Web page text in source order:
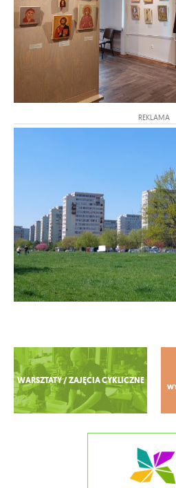
REKLAMA
Zobacz więcej
WARSZTATY / ZAJĘCIA CYKLICZNE